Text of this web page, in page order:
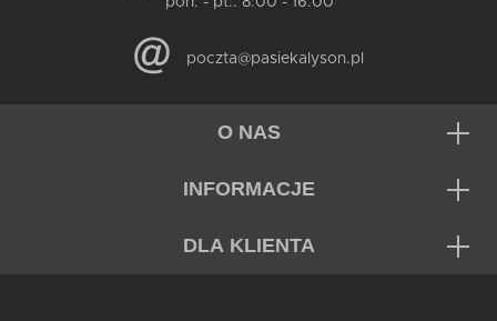
poczta@pasiekalyson.pl
O NAS
INFORMACJE
DLA KLIENTA